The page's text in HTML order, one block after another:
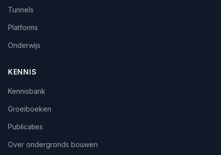
Tunnels
Platforms
Onderwijs
KENNIS
Kennisbank
Groeiboeken
Publicaties
Over ondergronds bouwen